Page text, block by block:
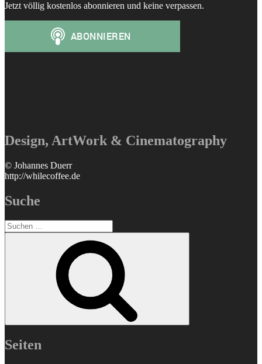
Jetzt völlig kostenlos abonnieren und keine verpassen.
Design, ArtWork & Cinematography
© Johannes Duerr
http://whilecoffee.de
Suche
Suchen
nach:
Seiten